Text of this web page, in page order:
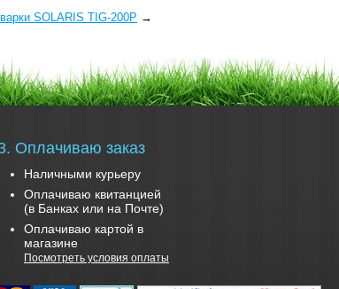
SOLARIS TIG-200P →
Оплачиваю заказ
Наличными курьеру
Оплачиваю квитанцией
(в Банках или на Почте)
Оплачиваю картой в
магазине
Посмотреть условия оплаты